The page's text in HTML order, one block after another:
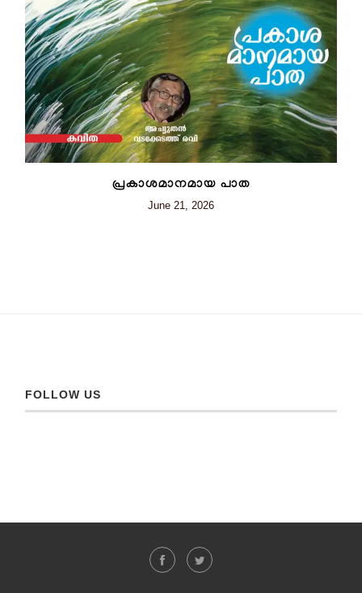
പ്രകാശമാനമായ പാത
June 21, 2026
FOLLOW US